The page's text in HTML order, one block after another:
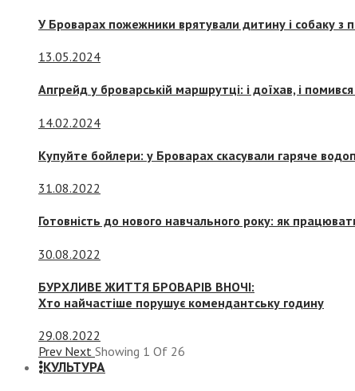
У Броварах пожежники врятували дитину і собаку
13.05.2024
Апгрейд у броварській маршрутці: і доїхав, і
14.02.2024
Купуйте бойлери: у Броварах скасували гаряче
31.08.2022
Готовність до нового навчального року: як
30.08.2022
БУРХЛИВЕ ЖИТТЯ БРОВАРІВ ВНОЧІ:
Хто найчастіше порушує комендантську годину
29.08.2022
Prev Next Showing 1 Of 26
КУЛЬТУРА